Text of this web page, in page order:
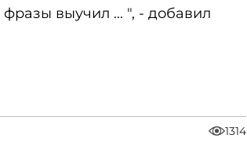
выучил ... ", - добавил
1314